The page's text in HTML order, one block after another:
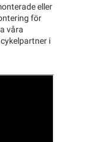
eller
för
våra
i